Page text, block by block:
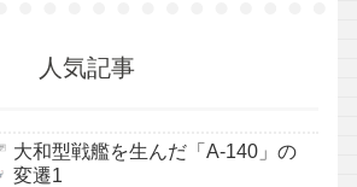
人気記事
大和型戦艦を生んだ「A-140」の
変遷1